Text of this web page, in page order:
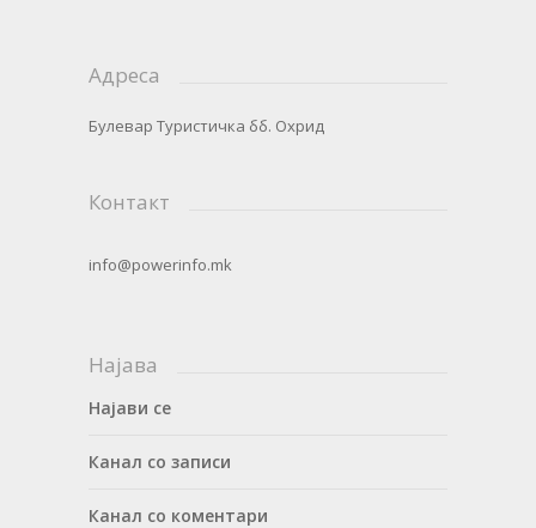
Адреса
Булевар Туристичка бб. Охрид
Контакт
info@powerinfo.mk
Најава
Најави се
Канал со записи
Канал со коментари